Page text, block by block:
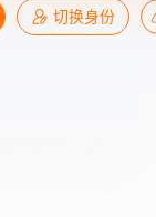
切换身份